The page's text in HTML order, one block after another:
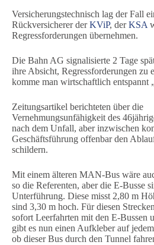
Versicherungstechnisch lag der Fall
Rückversicherer derKViP, derKSA
Regressforderungen übernehmen.
Die Bahn AG signalisierte 2 Tage
ihre Absicht, Regressforderungen zu
komme man wirtschaftlich entspannt
Zeitungsartikel berichteten über die
Vernehmungsunfähigkeit des
nach dem Unfall, aber inzwischen
Geschäftsführung offenbar den
schildern.
Mit einem älteren MAN-Bus wäre
so die Referenten, aber die E-Busse
Unterführung. Diese misst 2,80 m
sind 3,30 m hoch. Für diesen
sofort Leerfahrten mit den E-Bussen
gibt es nun einen Aufkleber auf
ob dieser Bus durch den Tunnel